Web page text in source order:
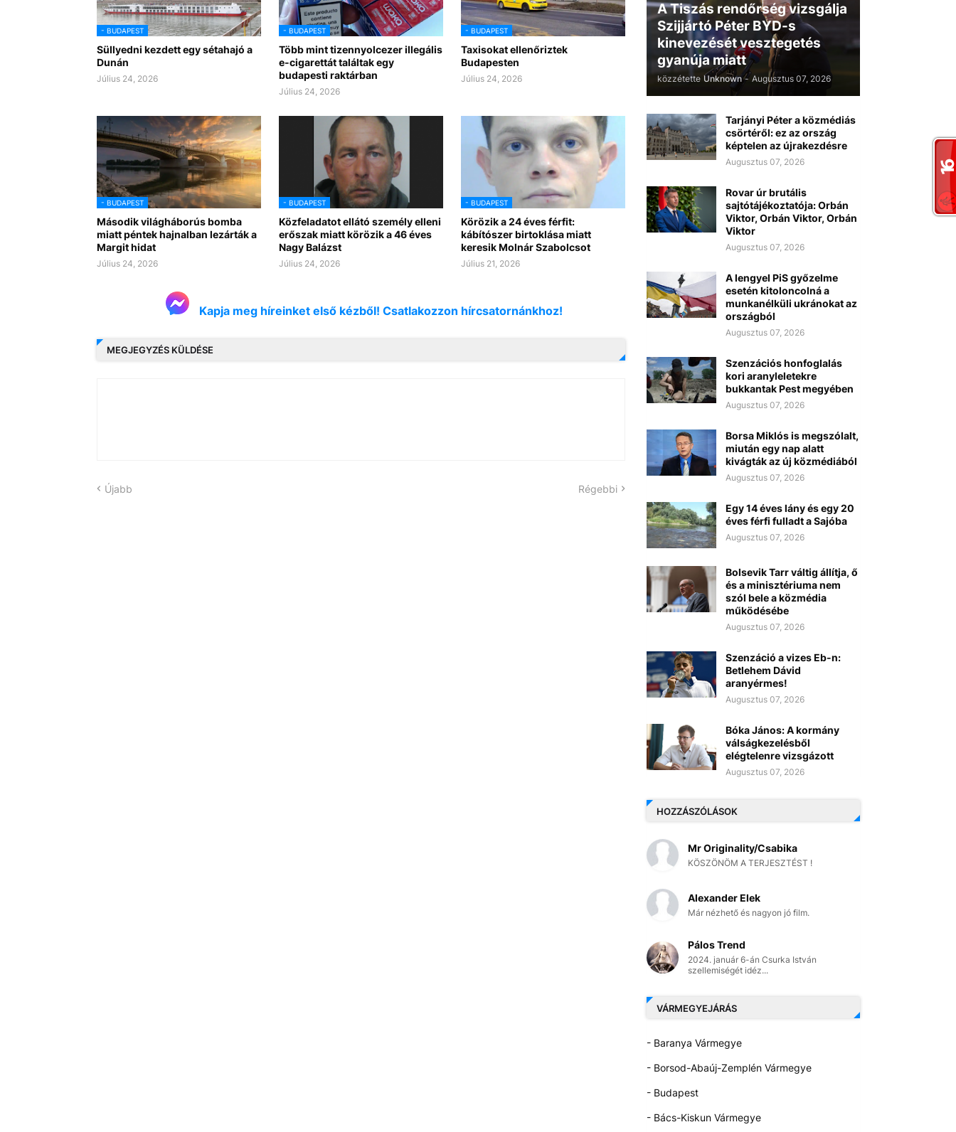
- BUDAPEST
Süllyedni kezdett egy sétahajó a
Dunán
Július 24, 2026
- BUDAPEST
Több mint tizennyolcezer illegális
e-cigarettát találtak egy
budapesti raktárban
Július 24, 2026
- BUDAPEST
Taxisokat ellenőriztek
Budapesten
Július 24, 2026
- BUDAPEST
Második világháborús bomba
miatt péntek hajnalban lezárták a
Margit hidat
Július 24, 2026
- BUDAPEST
Közfeladatot ellátó személy elleni
erőszak miatt körözik a 46 éves
Nagy Balázst
Július 24, 2026
- BUDAPEST
Körözik a 24 éves férfit:
kábítószer birtoklása miatt
keresik Molnár Szabolcsot
Július 21, 2026
Kapja meg híreinket első kézből! Csatlakozzon hírcsatornánkhoz!
MEGJEGYZÉS KÜLDÉSE
Újabb Régebbi
A Tiszás rendőrség vizsgálja
Szijjártó Péter BYD-s
kinevezését vesztegetés
gyanúja miatt
közzétette Unknown - Augusztus 07, 2026
Tarjányi Péter a közmédiás
csörtéről: ez az ország
képtelen az újrakezdésre
Augusztus 07, 2026
Rovar úr brutális
sajtótájékoztatója: Orbán
Viktor, Orbán Viktor, Orbán
Viktor
Augusztus 07, 2026
A lengyel PiS győzelme
esetén kitoloncolná a
munkanélküli ukránokat az
országból
Augusztus 07, 2026
Szenzációs honfoglalás
kori aranyleletekre
bukkantak Pest megyében
Augusztus 07, 2026
Borsa Miklós is megszólalt,
miután egy nap alatt
kivágták az új közmédiából
Augusztus 07, 2026
Egy 14 éves lány és egy 20
éves férfi fulladt a Sajóba
Augusztus 07, 2026
Bolsevik Tarr váltig állítja, ő
és a minisztériuma nem
szól bele a közmédia
működésébe
Augusztus 07, 2026
Szenzáció a vizes Eb-n:
Betlehem Dávid
aranyérmes!
Augusztus 07, 2026
Bóka János: A kormány
válságkezelésből
elégtelenre vizsgázott
Augusztus 07, 2026
HOZZÁSZÓLÁSOK
Mr Originality/Csabika
KÖSZÖNÖM A TERJESZTÉST !
Alexander Elek
Már nézhető és nagyon jó film.
Pálos Trend
2024. január 6-án Csurka István
szellemiségét idéz...
VÁRMEGYEJÁRÁS
- Baranya Vármegye
- Borsod-Abaúj-Zemplén Vármegye
- Budapest
- Bács-Kiskun Vármegye